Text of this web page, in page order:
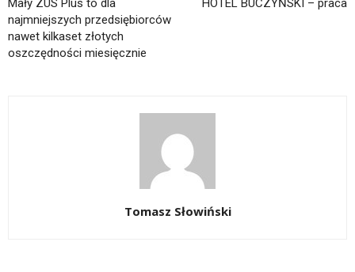
Mały ZUS Plus to dla
najmniejszych przedsiębiorców
nawet kilkaset złotych
oszczędności miesięcznie
HOTEL BUCZYŃSKI – praca
Tomasz Słowiński